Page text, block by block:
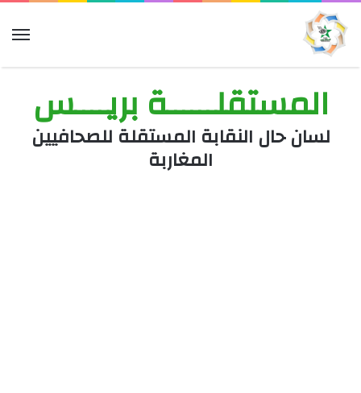
المستقلــــــة بريــــس
لسان حال النقابة المستقلة للصحافيين
المغاربة